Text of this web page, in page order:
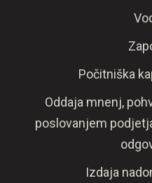
Počitniška
Oddaja mnenj,
poslovanjem
Izdaja